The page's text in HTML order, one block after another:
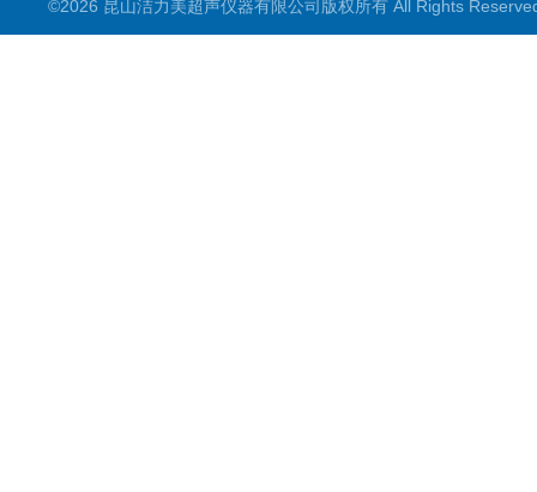
©2026 昆山洁力美超声仪器有限公司版权所有 All Rights